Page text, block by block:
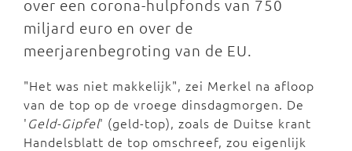
over een corona-hulpfonds van 750
miljard euro en over de
meerjarenbegroting van de EU.
"Het was niet makkelijk", zei Merkel na afloop
van de top op de vroege dinsdagmorgen. De
'Geld-Gipfel' (geld-top), zoals de Duitse krant
Handelsblatt de top omschreef, zou eigenlijk